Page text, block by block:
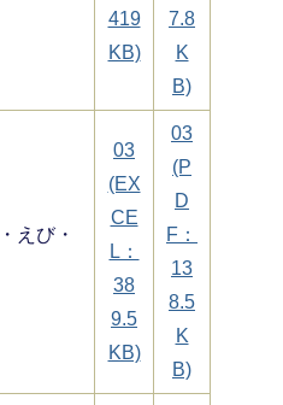
419
KB)
7.8
K
B)
えび・
03
(EX
CE
L：
38
9.5
KB)
03
(P
D
F：
13
8.5
K
B)